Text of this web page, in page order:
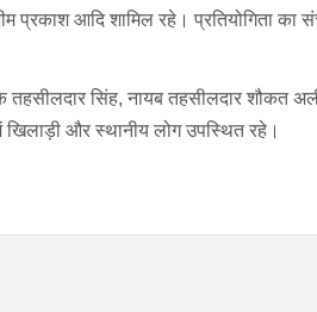
आदि शामिल रहे। प्रतियोगिता का
तहसीलदार सिंह, नायब तहसीलदार शौकत
खिलाड़ी और स्थानीय लोग उपस्थित रहे।